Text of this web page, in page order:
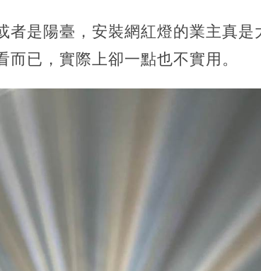
者是陽臺，安裝網紅燈的業主真是
已，實際上卻一點也不實用。